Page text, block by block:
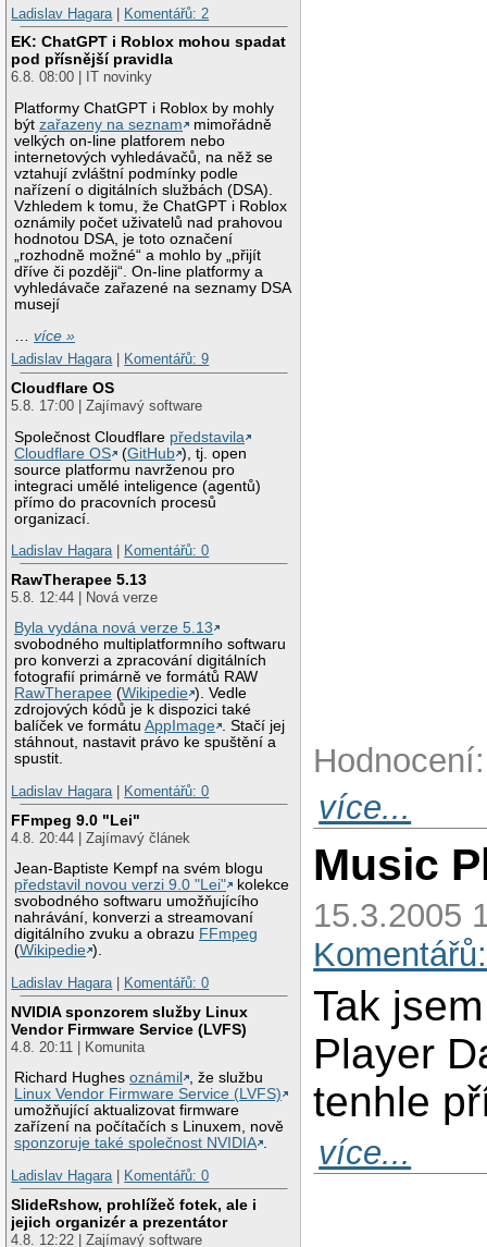
Ladislav Hagara
Komentářů: 2
EK: ChatGPT i Roblox mohou spadat
pod přísnější pravidla
6.8. 08:00 | IT novinky
Platformy ChatGPT i Roblox by mohly
býtzařazeny na seznam
mimořádně
velkých on-line platforem nebo
internetových vyhledávačů, na něž se
vztahují zvláštní podmínky podle
nařízení o digitálních službách (DSA).
Vzhledem k tomu, že ChatGPT i Roblox
oznámily počet uživatelů nad prahovou
hodnotou DSA, je toto označení
„rozhodně možné“ a mohlo by „přijít
dříve či později“. On-line platformy a
vyhledávače zařazené na seznamy DSA
musejí
…více »
Ladislav Hagara| Komentářů: 9
Cloudflare OS
5.8. 17:00 | Zajímavý software
Společnost Cloudflare představila
Cloudflare OS
(GitHub ), tj. open
source platformu navrženou pro
integraci umělé inteligence (agentů)
přímo do pracovních procesů
organizací.
Ladislav Hagara| Komentářů: 0
RawTherapee 5.13
5.8. 12:44 | Nová verze
Byla vydána nová verze 5.13
svobodného multiplatformního softwaru
pro konverzi a zpracování digitálních
fotografií primárně ve formátů RAW
RawTherapee (Wikipedie ). Vedle
zdrojových kódů je k dispozici také
balíček ve formátuAppImage . Stačí jej
stáhnout, nastavit právo ke spuštění a
spustit.
Ladislav Hagara| Komentářů: 0
FFmpeg 9.0 "Lei"
4.8. 20:44 | Zajímavý článek
Jean-Baptiste Kempf na svém blogu
představil novou verzi 9.0 "Lei"
kolekce
svobodného softwaru umožňujícího
nahrávání, konverzi a streamovaní
digitálního zvuku a obrazu FFmpeg
(Wikipedie ).
Ladislav Hagara| Komentářů: 0
NVIDIA sponzorem služby Linux
Vendor Firmware Service (LVFS)
4.8. 20:11 | Komunita
Richard Hughesoznámil
, že službu
Linux Vendor Firmware Service (LVFS)
umožňující aktualizovat firmware
zařízení na počítačích s Linuxem, nově
sponzoruje také společnost NVIDIA .
Ladislav Hagara| Komentářů: 0
SlideRshow, prohlížeč fotek, ale i
jejich organizér a prezentátor
4.8. 12:22 | Zajímavý software
více...
Music
15.3.2005
Tak
Player
tenhle
více...